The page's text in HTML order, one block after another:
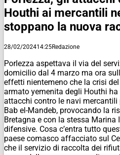
Houthi ai mercantili
stoppano la nuova
28/02/202414:25Redazione
Porlezza aspettava il via del
domicilio dal 4 marzo ma ora
effetti nientemeno che la crisi
armato yemenita degli Houthi
attacchi contro le navi
Bab el-Mandeb, provocando la
Bretagna e con la stessa
difensive. Cosa c’entra tutto
paese comasco affacciato sul
che il servizio di raccolta dei